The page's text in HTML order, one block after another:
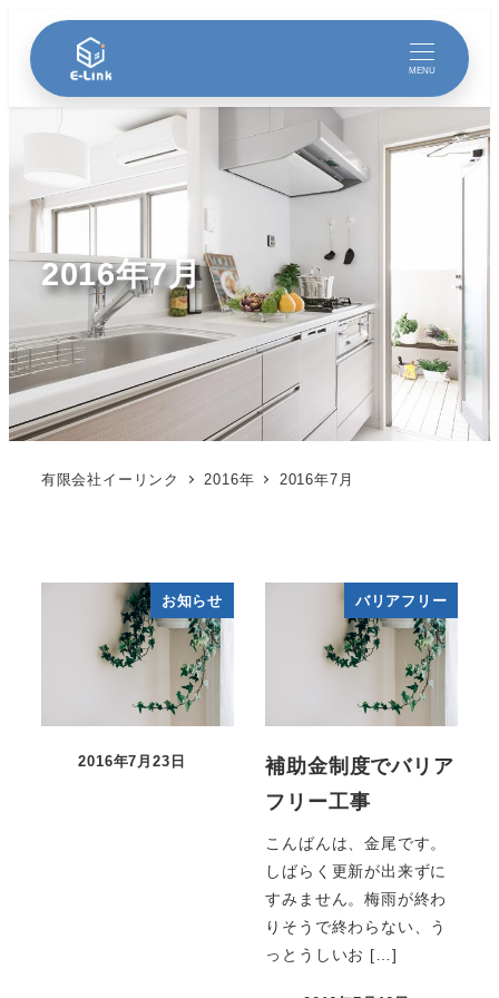
MENU
2016年7月
有限会社イーリンク 2016年 2016年7月
お知らせ
2016年7月23日
バリアフリー
補助金制度でバリア
フリー工事
こんばんは、金尾です。
しばらく更新が出来ずに
すみません。梅雨が終わ
りそうで終わらない、う
っとうしいお […]